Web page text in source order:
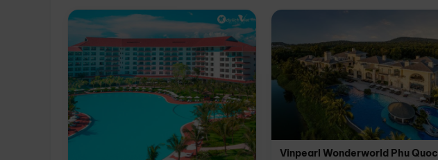
Vinpearl Wonderworld Phu Quoc